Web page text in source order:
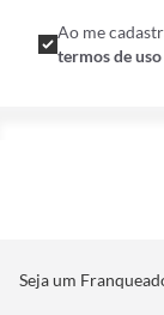
Ao me
termos de
Seja um